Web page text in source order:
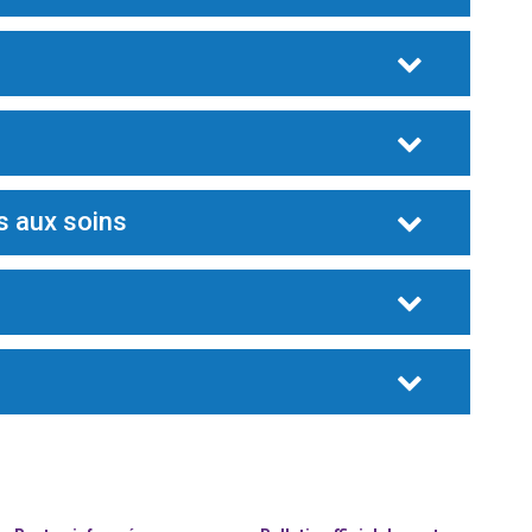
aux soins